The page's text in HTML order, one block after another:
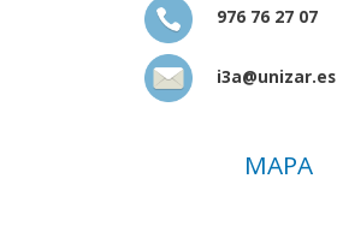
976 76 27 07
i3a@unizar.es
MAPA